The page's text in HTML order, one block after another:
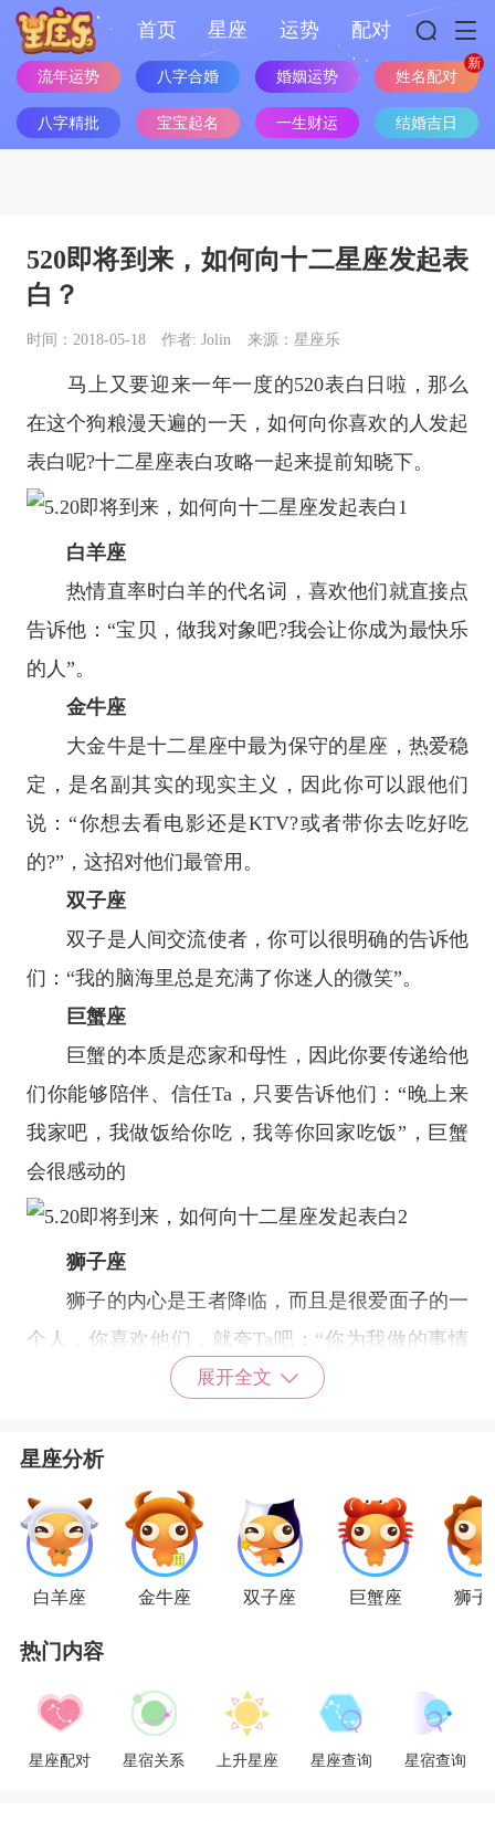
首页 星座 运势 配对
流年运势 八字合婚 婚姻运势 姓名配对
八字精批 宝宝起名 一生财运 结婚吉日
520即将到来，如何向十二星座发起表
白？
时间：2018-05-18 作者: Jolin 来源：星座乐
马上又要迎来一年一度的520表白日啦，那么
在这个狗粮漫天遍的一天，如何向你喜欢的人发起
表白呢?十二星座表白攻略一起来提前知晓下。
白羊座
热情直率时白羊的代名词，喜欢他们就直接点
告诉他：“宝贝，做我对象吧?我会让你成为最快乐
的人”。
金牛座
大金牛是十二星座中最为保守的星座，热爱稳
定，是名副其实的现实主义，因此你可以跟他们
说：“你想去看电影还是KTV?或者带你去吃好吃
的?”，这招对他们最管用。
双子座
双子是人间交流使者，你可以很明确的告诉他
们：“我的脑海里总是充满了你迷人的微笑”。
巨蟹座
巨蟹的本质是恋家和母性，因此你要传递给他
们你能够陪伴、信任Ta，只要告诉他们：“晚上来
我家吧，我做饭给你吃，我等你回家吃饭”，巨蟹
会很感动的
狮子座
狮子的内心是王者降临，而且是很爱面子的一
个人，你喜欢他们，就夸Ta吧：“你为我做的事情
就是我的全部”。
处女是公认的完美主义者，洁癖是他们的象
征，因此，你只要问处女：“什么样的我能让你感
到最舒服”?
天秤座
天秤存留着无形的平衡板，他们个性优雅散
漫，但特别在乎平等，因此只要传递给他们你对Ta
的感受就好，比如：“我爱你那温柔的吻和迷人的
微笑”。
天蝎座
展开全文
星座分析
白羊座 金牛座 双子座 巨蟹座 狮子
热门内容
星座配对 星宿关系 上升星座 星座查询 星宿查询